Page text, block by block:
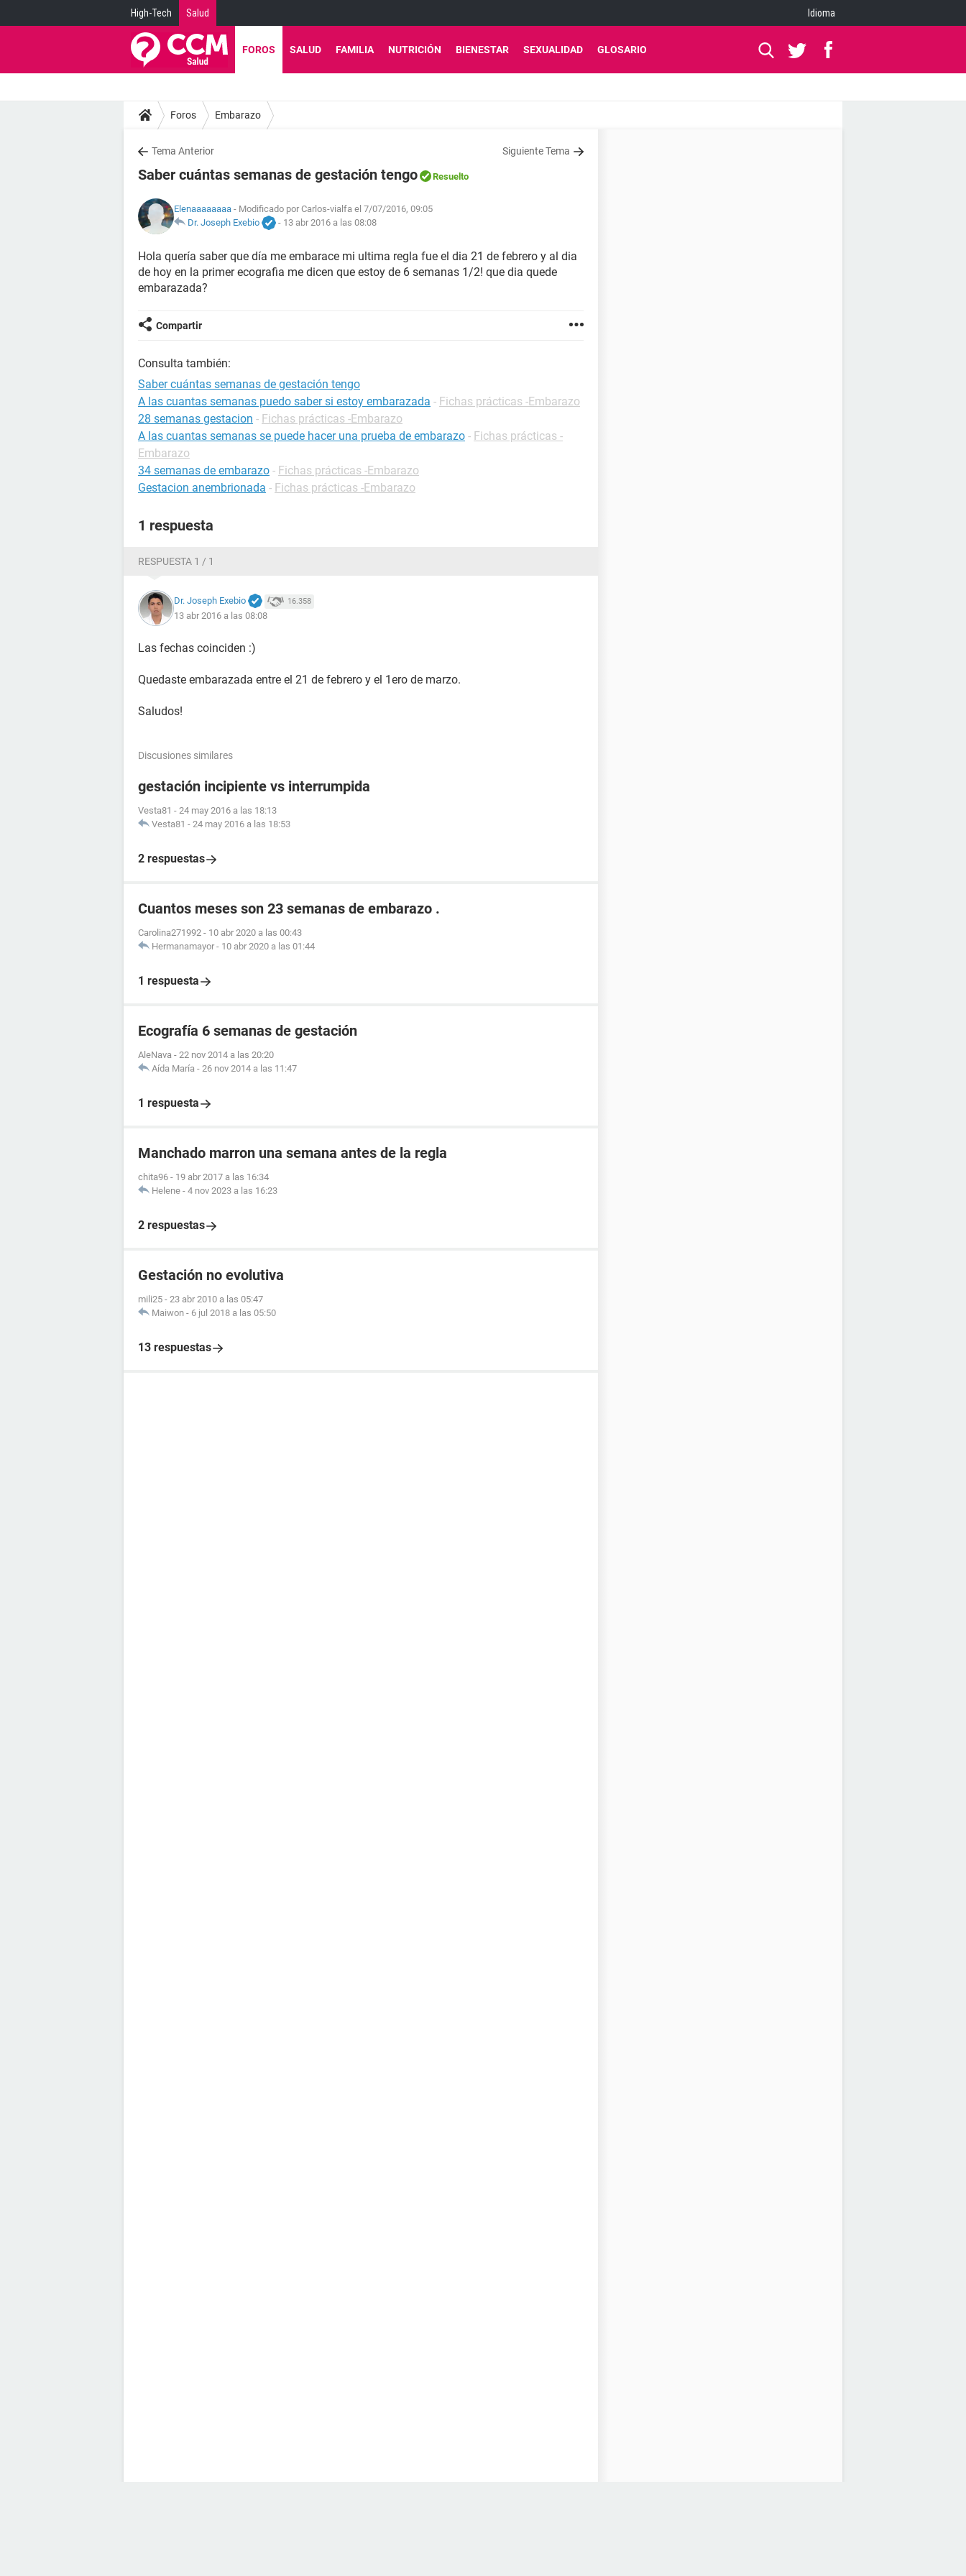
High-Tech Salud Idioma
FOROS SALUD FAMILIA NUTRICIÓN BIENESTAR SEXUALIDAD GLOSARIO
Foros Embarazo
Tema Anterior Siguiente Tema
Saber cuántas semanas de gestación tengo Resuelto
Elenaaaaaaaa - Modificado por Carlos-vialfa el 7/07/2016, 09:05
Dr. Joseph Exebio
- 13 abr 2016 a las 08:08
Hola quería saber que día me embarace mi ultima regla fue el dia 21 de febrero y al dia
de hoy en la primer ecografia me dicen que estoy de 6 semanas 1/2! que dia quede
embarazada?
Compartir
Consulta también:
Saber cuántas semanas de gestación tengo
A las cuantas semanas puedo saber si estoy embarazada - Fichas prácticas -Embarazo
28 semanas gestacion - Fichas prácticas -Embarazo
A las cuantas semanas se puede hacer una prueba de embarazo - Fichas prácticas -
Embarazo
34 semanas de embarazo - Fichas prácticas -Embarazo
Gestacion anembrionada - Fichas prácticas -Embarazo
1 respuesta
RESPUESTA 1 / 1
Dr. Joseph Exebio 16.358
13 abr 2016 a las 08:08
Las fechas coinciden :)
Quedaste embarazada entre el 21 de febrero y el 1ero de marzo.
Saludos!
Discusiones similares
gestación incipiente vs interrumpida
Vesta81 - 24 may 2016 a las 18:13
Vesta81 - 24 may 2016 a las 18:53
2 respuestas
Cuantos meses son 23 semanas de embarazo .
Carolina271992 - 10 abr 2020 a las 00:43
Hermanamayor - 10 abr 2020 a las 01:44
1 respuesta
Ecografía 6 semanas de gestación
AleNava - 22 nov 2014 a las 20:20
Aída María - 26 nov 2014 a las 11:47
1 respuesta
Manchado marron una semana antes de la regla
chita96 - 19 abr 2017 a las 16:34
Helene - 4 nov 2023 a las 16:23
2 respuestas
Gestación no evolutiva
mili25 - 23 abr 2010 a las 05:47
Maiwon - 6 jul 2018 a las 05:50
13 respuestas